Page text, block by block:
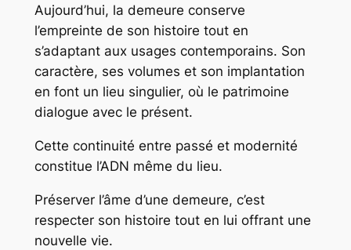
Aujourd’hui, la demeure conserve
l’empreinte de son histoire tout en
s’adaptant aux usages contemporains. Son
caractère, ses volumes et son implantation
en font un lieu singulier, où le patrimoine
dialogue avec le présent.
Cette continuité entre passé et modernité
constitue l’ADN même du lieu.
Préserver l’âme d’une demeure, c’est
respecter son histoire tout en lui offrant une
nouvelle vie.